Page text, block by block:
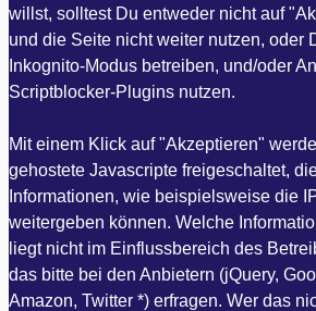
willst, solltest Du entweder nicht auf
und die Seite nicht weiter nutzen, oder
Inkognito-Modus betreiben, und/oder
Scriptblocker-Plugins nutzen.
Mit einem Klick auf "Akzeptieren"
gehostete Javascripte freigeschaltet,
Informationen, wie beispielsweise die
weitergeben können. Welche
liegt nicht im Einflussbereich des
das bitte bei den Anbietern (jQuery,
Amazon, Twitter *) erfragen. Wer das